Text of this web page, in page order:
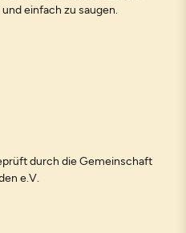
einfach zu saugen.
durch die Gemeinschaft
e.V.